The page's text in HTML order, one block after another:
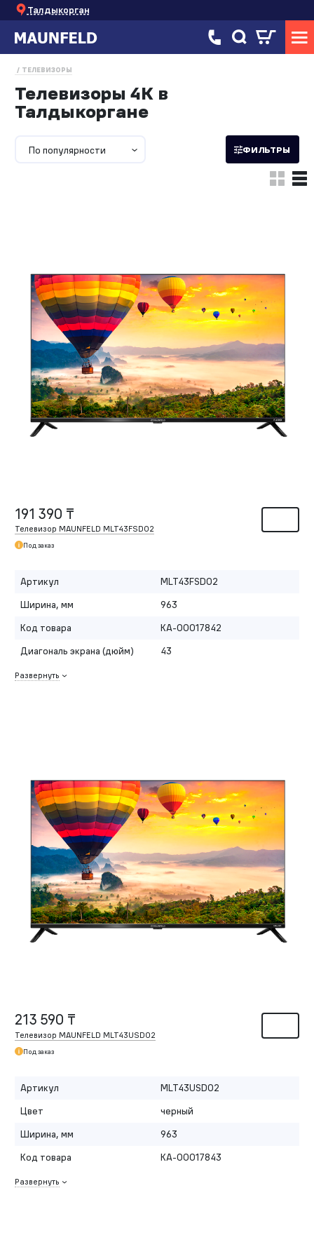
Талдыкорган
ТЕЛЕВИЗОРЫ
Телевизоры 4K в
Талдыкоргане
По популярности ФИЛЬТРЫ
191 390 ₸
Телевизор MAUNFELD MLT43FSD02
Под заказ
Артикул
MLT43FSD02
Ширина, мм
963
Код товара
КА-00017842
Диагональ экрана (дюйм)
43
Развернуть
213 590 ₸
Телевизор MAUNFELD MLT43USD02
Под заказ
Артикул
MLT43USD02
Цвет
черный
Ширина, мм
963
Код товара
КА-00017843
Развернуть